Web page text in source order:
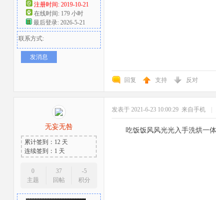
注册时间: 2019-10-21
在线时间: 179 小时
最后登录: 2026-5-21
联系方式:
发消息
回复 支持 反对
无妄无咎
累计签到：12 天
连续签到：1 天
0
主题
37
回帖
-5
积分
发表于 2021-6-23 10:00:29 来自手机
吃饭饭风风光光入手洗烘一体